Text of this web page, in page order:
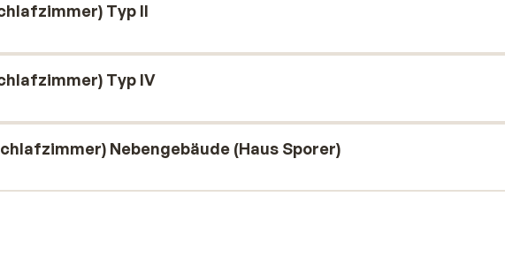
Typ II
Typ IV
Nebengebäude (Haus Sporer)